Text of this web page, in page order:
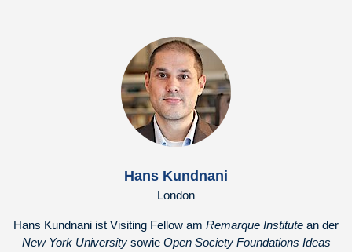
Hans Kundnani
London
Hans Kundnani ist Visiting Fellow am Remarque Institute an der
New York University sowie Open Society Foundations Ideas